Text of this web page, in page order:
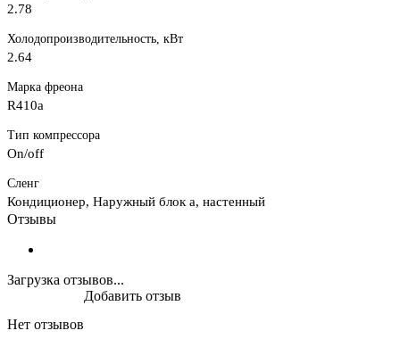
2.78
Холодопроизводительность, кВт
2.64
Марка фреона
R410a
Тип компрессора
Оn/оff
Сленг
Кондиционер, Наружный блок а, настенный
Отзывы
Загрузка отзывов...
Нет отзывов
Добавить отзыв